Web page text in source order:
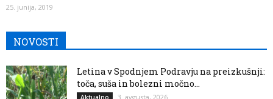
25. junija, 2019
NOVOSTI
Letina v Spodnjem Podravju na preizkušnji:
toča, suša in bolezni močno...
Aktualno 3. avgusta, 2026